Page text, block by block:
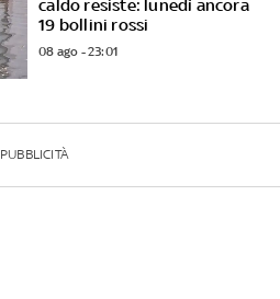
caldo resiste: lunedì ancora
19 bollini rossi
08 ago - 23:01
PUBBLICITÀ